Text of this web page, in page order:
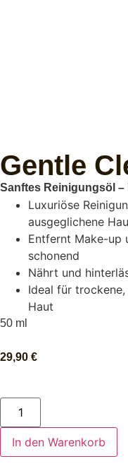
Gentle
Sanftes Reinigungsöl –
Luxuriöse
ausgeglichene
Entfernt Make-up
schonend
Nährt und
Ideal für
Haut
50 ml
29,90 €
In den Warenkorb